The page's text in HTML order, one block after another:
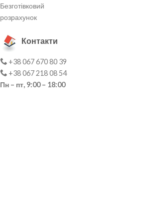
Безготівковий
розрахунок
Контакти
+38 067 670 80 39
+38 067 218 08 54
Пн – пт, 9:00 – 18:00